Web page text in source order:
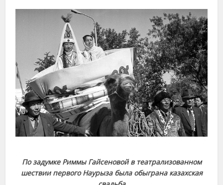
По задумке Риммы Гайсеновой в театрализованном
шествии первого Наурыза была обыграна казахская